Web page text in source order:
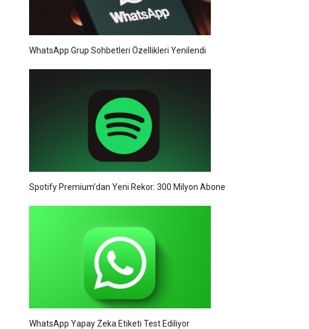
WhatsApp Grup Sohbetleri Özellikleri Yenilendi
Spotify Premium’dan Yeni Rekor: 300 Milyon Abone
WhatsApp Yapay Zeka Etiketi Test Ediliyor